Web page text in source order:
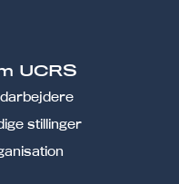
UCRS
stillinger